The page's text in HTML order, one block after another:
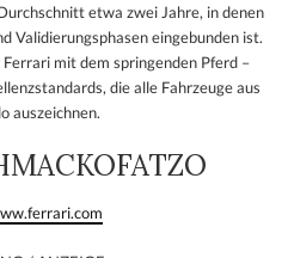
etwa zwei Jahre, in denen
Validierungsphasen eingebunden ist.
mit dem springenden Pferd –
die alle Fahrzeuge aus
auszeichnen.